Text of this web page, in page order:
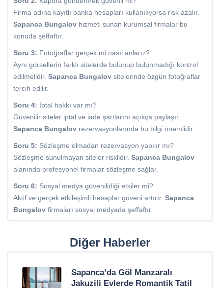
Firma adına kayıtlı banka hesapları kullanılıyorsa risk azalır.
Sapanca Bungalov hizmeti sunan kurumsal firmalar bu
konuda şeffaftır.
Soru 3: Fotoğraflar gerçek mi nasıl anlarız?
Aynı görsellerin farklı sitelerde bulunup bulunmadığı kontrol
edilmelidir. Sapanca Bungalov sitelerinde özgün fotoğraflar
tercih edilir.
Soru 4: İptal hakkı var mı?
Güvenilir siteler iptal ve iade şartlarını açıkça paylaşır.
Sapanca Bungalov rezervasyonlarında bu bilgi önemlidir.
Soru 5: Sözleşme olmadan rezervasyon yapılır mı?
Sözleşme sunulmayan siteler risklidir. Sapanca Bungalov
alanında profesyonel firmalar sözleşme sağlar.
Soru 6: Sosyal medya güvenilirliği etkiler mi?
Aktif ve gerçek etkileşimli hesaplar güveni artırır. Sapanca
Bungalov firmaları sosyal medyada şeffaftır.
Diğer Haberler
Sapanca’da Göl Manzaralı
Jakuzili Evlerde Romantik Tatil